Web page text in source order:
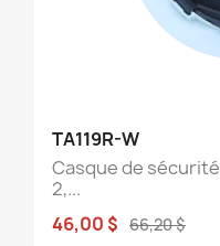
TA119R-W
Casque de
2,...
46,00 $ 66,20 $